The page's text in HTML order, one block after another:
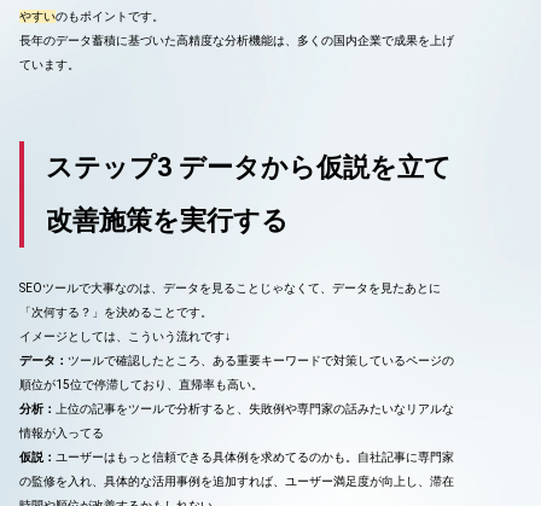
やすいのもポイントです。
長年のデータ蓄積に基づいた高精度な分析機能は、多くの国内企業で成果を上げ
ています。
ステップ3 データから仮説を立て
改善施策を実行する
SEOツールで大事なのは、データを見ることじゃなくて、データを見たあとに
「次何する？」を決めることです。
イメージとしては、こういう流れです↓
データ： ツールで確認したところ、ある重要キーワードで対策しているページの
順位が15位で停滞しており、直帰率も高い。
分析：
上位の記事をツールで分析すると、失敗例や専門家の話みたいなリアルな
情報が入ってる
仮説： ユーザーはもっと信頼できる具体例を求めてるのかも。自社記事に専門家
の監修を入れ、具体的な活用事例を追加すれば、ユーザー満足度が向上し、滞在